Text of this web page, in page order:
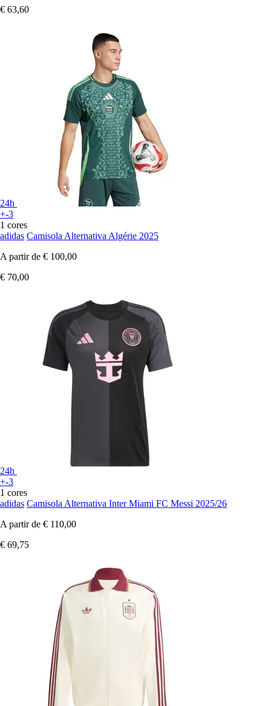
€ 63,60
24h
+-3
1 cores
adidas Camisola Alternativa Algérie 2025
A partir de € 100,00
€ 70,00
24h
+-3
1 cores
adidas Camisola Alternativa Inter Miami FC Messi 2025/26
A partir de € 110,00
€ 69,75